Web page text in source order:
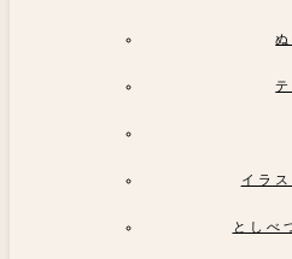
イラ
としべ